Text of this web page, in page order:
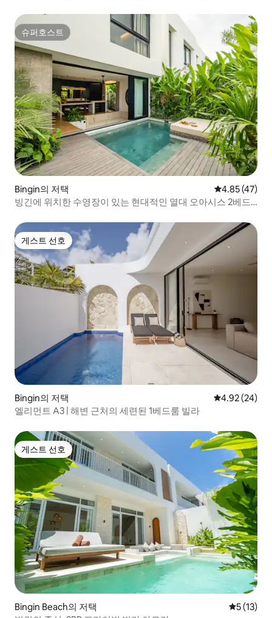
슈퍼호스트
슈퍼호스트
Bingin의 저택 평점 4.85점
4.85 (47)
빙긴에 위치한 수영장이 있는 현대적인 열대 오아시스 2베드
게스트 선호
게스트 선호
Bingin의 저택 평점 4.92점(5
4.92 (24)
엘리먼트 A3 | 해변 근처의 세련된 1베드룸 빌라
게스트 선호
게스트 선호
Bingin Beach의 저택 평점 5점
5 (13)